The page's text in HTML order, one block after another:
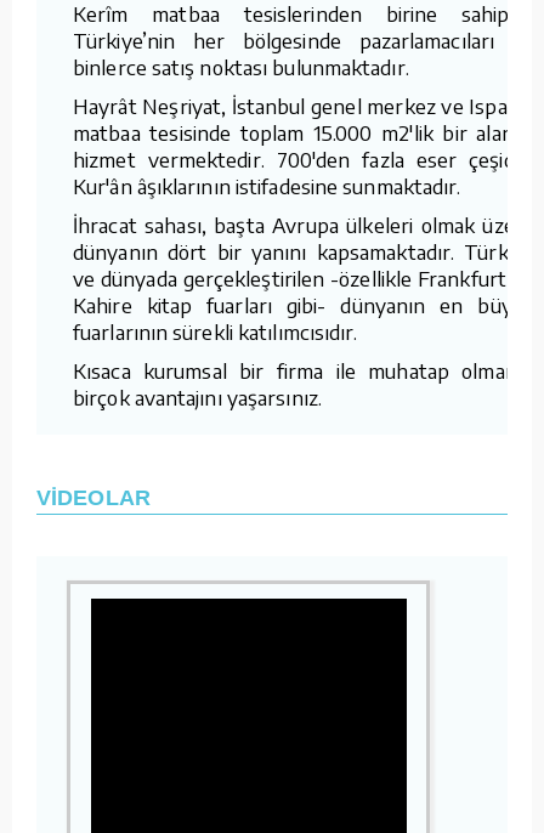
Kerîm matbaa tesislerinden birine sahiptir.
Türkiye’nin her bölgesinde pazarlamacıları ve
binlerce satış noktası bulunmaktadır.
Hayrât Neşriyat, İstanbul genel merkez ve Isparta
matbaa tesisinde toplam 15.000 m2'lik bir alanda
hizmet vermektedir. 700'den fazla eser çeşidini
Kur'ân âşıklarının istifadesine sunmaktadır.
İhracat sahası, başta Avrupa ülkeleri olmak üzere
dünyanın dört bir yanını kapsamaktadır. Türkiye
ve dünyada gerçekleştirilen -özellikle Frankfurt ve
Kahire kitap fuarları gibi- dünyanın en büyük
fuarlarının sürekli katılımcısıdır.
Kısaca kurumsal bir firma ile muhatap olmanın
birçok avantajını yaşarsınız.
VİDEOLAR